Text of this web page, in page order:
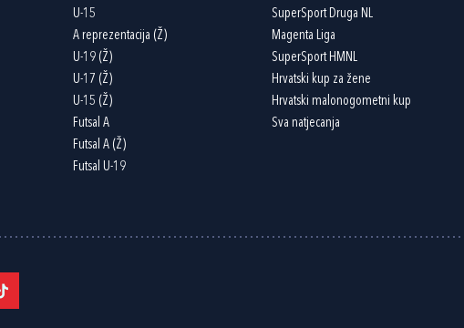
U-15
A reprezentacija (Ž)
U-19 (Ž)
U-17 (Ž)
U-15 (Ž)
Futsal A
Futsal A (Ž)
Futsal U-19
SuperSport Druga NL
Magenta Liga
SuperSport HMNL
Hrvatski kup za žene
Hrvatski malonogometni kup
Sva natjecanja